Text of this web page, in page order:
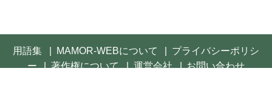
用語集 MAMOR-WEBについて
プライバシーポリシ
ー
著作権について 運営会社
お問い合わせ